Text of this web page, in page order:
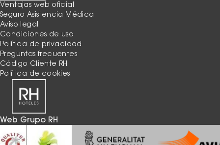
Ventajas web oficial
Seguro Asistencia Médica
Aviso legal
Condiciones de uso
Política de privacidad
Preguntas frecuentes
Código Cliente RH
Política de cookies
Web Grupo RH